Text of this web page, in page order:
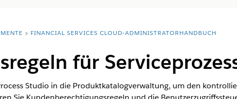
FINANCIAL SERVICES CLOUD-ADMINISTRATORHANDBUCH
für
Studio in die Produktkatalogverwaltung, um den